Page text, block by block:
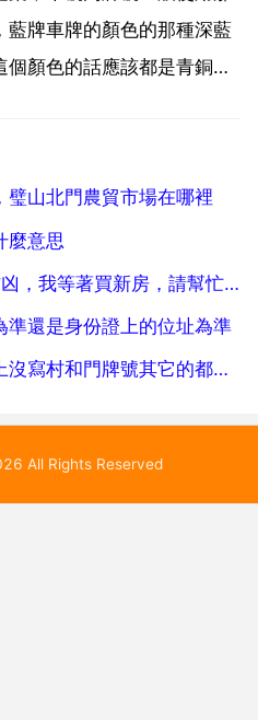
牌車牌的顏色的那種深藍
顏色的話應該都是青銅
什麼顏色比較合適？我覺
山北門農貿市場在哪裡
麼意思
樓層層數及門牌號1401吉凶，我等著買新房，請幫忙測算一下
準還是身份證上的位址為準
請問寄信時收信人的位址上沒寫村和門牌號其它的都寫了，信寄得到嗎
All Rights Reserved